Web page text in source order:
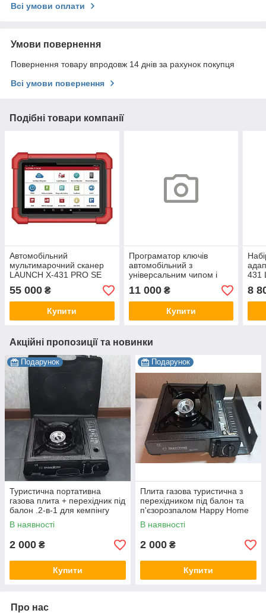
Всі умови оплати
Умови повернення
Повернення товару впродовж 14 днів за рахунок покупця
Всі умови повернення
Подібні товари компанії
Автомобільний
мультимарочний сканер
LAUNCH X-431 PRO SE
55 000 ₴
Купити
Програматор ключів
автомобільний з
універсальним чипом і
набором смарт-ключів (4
шт.) LAUNCH X-431
307110149
11 000₴
Купити
431
8
Акційні пропозиції та новинки
Подарунок
Туристична портативна
газова плита + перехідник під
балон .2-в-1 для кемпінгу
В наявності
2 000 ₴
Купити
Подарунок
Плита газова туристична з
перехідником під балон та
п'єзорозпалом Happy Home
BDZ-155A
В наявності
2 000 ₴
Купити
Про нас